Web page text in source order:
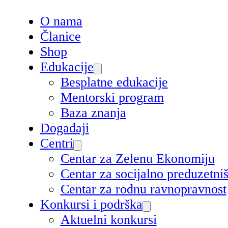
O nama
Članice
Shop
Edukacije
Besplatne edukacije
Mentorski program
Baza znanja
Događaji
Centri
Centar za Zelenu Ekonomiju
Centar za socijalno
Centar za rodnu ravnopravnost
Konkursi i podrška
Aktuelni konkursi